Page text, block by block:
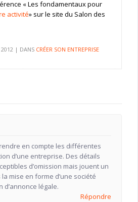
« Les fondamentaux pour
activité» sur le site du Salon des
2012| DANS CRÉER SON ENTREPRISE
en compte les différentes
d’une entreprise. Des détails
d’omission mais jouent un
mise en forme d’une société
d’annonce légale.
Répondre